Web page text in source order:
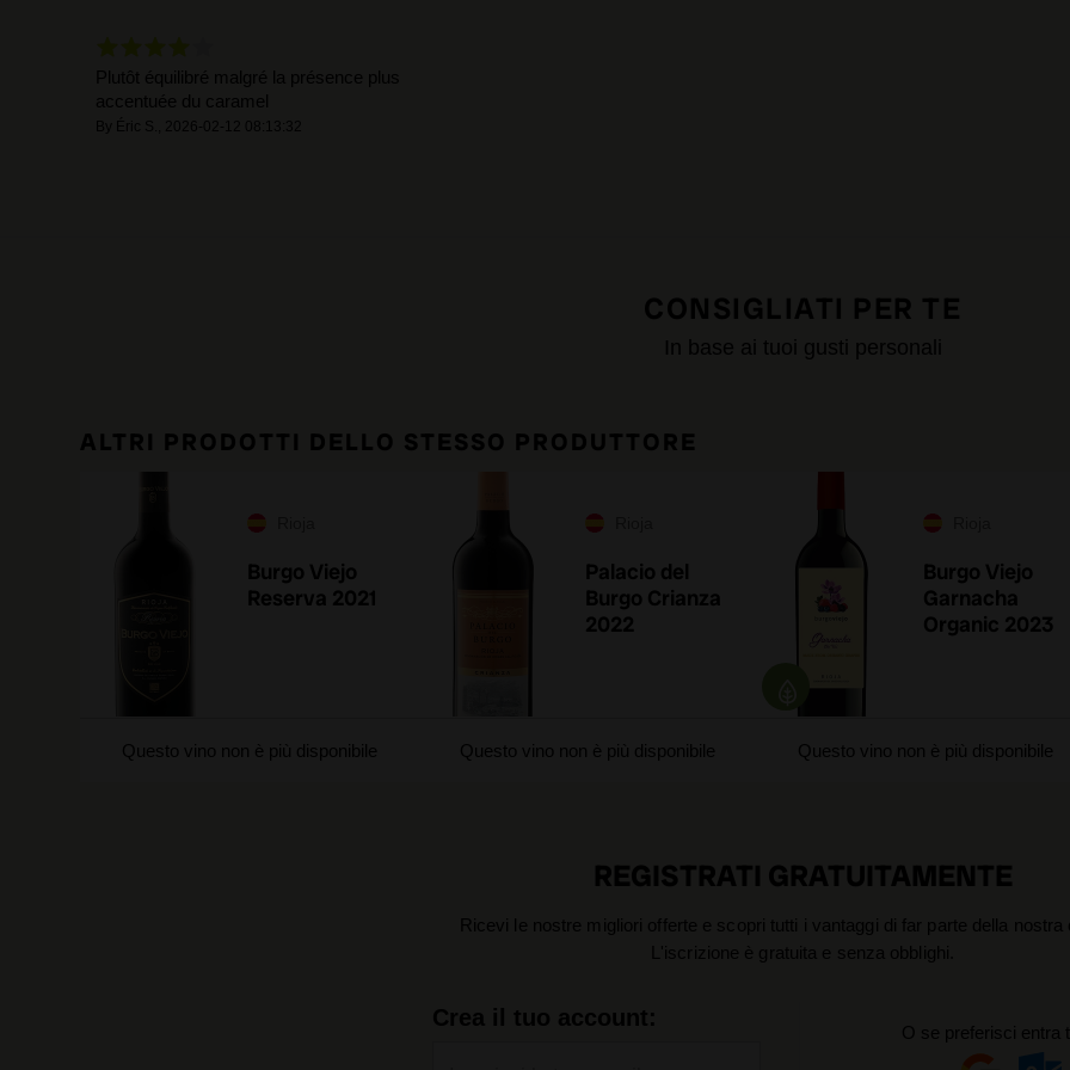
Plutôt équilibré malgré la présence plus
accentuée du caramel
2026-02-12 08:13:32
CONSIGLIATI PER TE
In base ai tuoi gusti personali
ALTRI PRODOTTI DELLO STESSO PRODUTTORE
Burgo Viejo
Reserva 2021
Questo vino non è più disponibile
Palacio del
Burgo Crianza
2022
Questo vino non è più disponibile
Burgo Viejo
Garnacha
Organic 2023
Questo vino non è più disponibile
REGISTRATI GRATUITAMENTE
Ricevi le nostre migliori offerte e scopri tutti i vantaggi di far parte della nostra
L'iscrizione è gratuita e senza obblighi.
Crea il tuo account:
O se preferisci entra